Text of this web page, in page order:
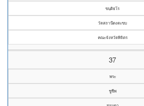
ขนฺติธโร
วัดสถานีดงตะขบ
คณะจังหวัดพิจิตร
37
พระ
ชูชีพ